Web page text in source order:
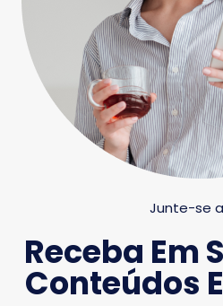
Junte-se
Receba Em
Conteúdos